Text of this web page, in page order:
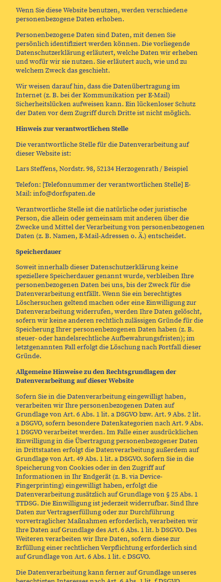
Wenn Sie diese Website benutzen, werden verschiedene
personenbezogene Daten erhoben.
Personenbezogene Daten sind Daten, mit denen Sie
persönlich identifiziert werden können. Die vorliegende
Datenschutzerklärung erläutert, welche Daten wir erheben
und wofür wir sie nutzen. Sie erläutert auch, wie und zu
welchem Zweck das geschieht.
Wir weisen darauf hin, dass die Datenübertragung im
Internet (z. B. bei der Kommunikation per E-Mail)
Sicherheitslücken aufweisen kann. Ein lückenloser Schutz
der Daten vor dem Zugriff durch Dritte ist nicht möglich.
Hinweis zur verantwortlichen Stelle
Die verantwortliche Stelle für die Datenverarbeitung auf
dieser Website ist:
Lars Steffens, Nordstr. 98, 52134 Herzogenrath / Beispiel
Telefon: [Telefonnummer der verantwortlichen Stelle] E-
Mail: info@dorfspaten.de
Verantwortliche Stelle ist die natürliche oder juristische
Person, die allein oder gemeinsam mit anderen über die
Zwecke und Mittel der Verarbeitung von personenbezogenen
Daten (z. B. Namen, E-Mail-Adressen o. Ä.) entscheidet.
Speicherdauer
Soweit innerhalb dieser Datenschutzerklärung keine
speziellere Speicherdauer genannt wurde, verbleiben Ihre
personenbezogenen Daten bei uns, bis der Zweck für die
Datenverarbeitung entfällt. Wenn Sie ein berechtigtes
Löschersuchen geltend machen oder eine Einwilligung zur
Datenverarbeitung widerrufen, werden Ihre Daten gelöscht,
sofern wir keine anderen rechtlich zulässigen Gründe für die
Speicherung Ihrer personenbezogenen Daten haben (z. B.
steuer- oder handelsrechtliche Aufbewahrungsfristen); im
letztgenannten Fall erfolgt die Löschung nach Fortfall dieser
Gründe.
Allgemeine Hinweise zu den Rechtsgrundlagen der
Datenverarbeitung auf dieser Website
Sofern Sie in die Datenverarbeitung eingewilligt haben,
verarbeiten wir Ihre personenbezogenen Daten auf
Grundlage von Art. 6 Abs. 1 lit. a DSGVO bzw. Art. 9 Abs. 2 lit.
a DSGVO, sofern besondere Datenkategorien nach Art. 9 Abs.
1 DSGVO verarbeitet werden. Im Falle einer ausdrücklichen
Einwilligung in die Übertragung personenbezogener Daten
in Drittstaaten erfolgt die Datenverarbeitung außerdem auf
Grundlage von Art. 49 Abs. 1 lit. a DSGVO. Sofern Sie in die
Speicherung von Cookies oder in den Zugriff auf
Informationen in Ihr Endgerät (z. B. via Device-
Fingerprinting) eingewilligt haben, erfolgt die
Datenverarbeitung zusätzlich auf Grundlage von § 25 Abs. 1
TTDSG. Die Einwilligung ist jederzeit widerrufbar. Sind Ihre
Daten zur Vertragserfüllung oder zur Durchführung
vorvertraglicher Maßnahmen erforderlich, verarbeiten wir
Ihre Daten auf Grundlage des Art. 6 Abs. 1 lit. b DSGVO. Des
Weiteren verarbeiten wir Ihre Daten, sofern diese zur
Erfüllung einer rechtlichen Verpflichtung erforderlich sind
auf Grundlage von Art. 6 Abs. 1 lit. c DSGVO.
Die Datenverarbeitung kann ferner auf Grundlage unseres